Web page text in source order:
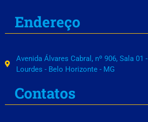
Endereço
Avenida Álvares Cabral, nº 906, Sala 01 -
Lourdes - Belo Horizonte - MG
Contatos